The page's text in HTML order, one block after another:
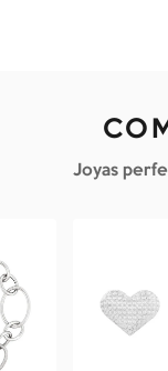
Joyas